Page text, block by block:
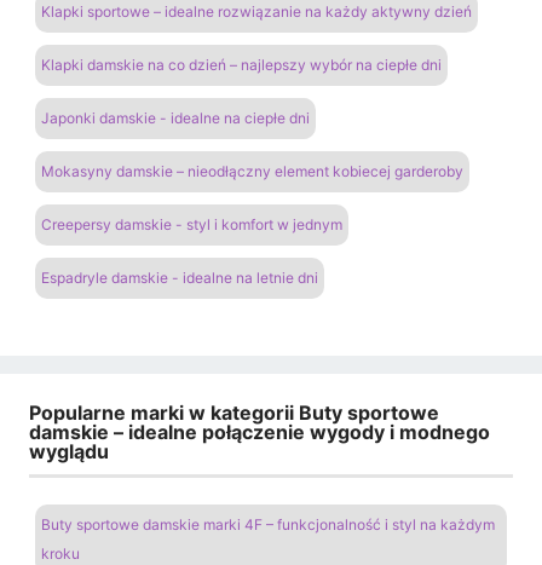
Klapki sportowe – idealne rozwiązanie na każdy aktywny dzień
Klapki damskie na co dzień – najlepszy wybór na ciepłe dni
Japonki damskie - idealne na ciepłe dni
Mokasyny damskie – nieodłączny element kobiecej garderoby
Creepersy damskie - styl i komfort w jednym
Espadryle damskie - idealne na letnie dni
Popularne marki w kategorii Buty sportowe
damskie – idealne połączenie wygody i modnego
wyglądu
Buty sportowe damskie marki 4F – funkcjonalność i styl na każdym
kroku